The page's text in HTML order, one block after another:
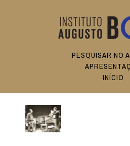
PESQUISAR NO
INÍCIO